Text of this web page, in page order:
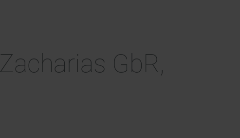
GbR,